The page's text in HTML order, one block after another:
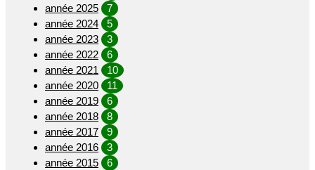
année 2025
7
année 2024
5
année 2023
3
année 2022
6
année 2021
10
année 2020
11
année 2019
6
année 2018
8
année 2017
9
année 2016
3
année 2015
6